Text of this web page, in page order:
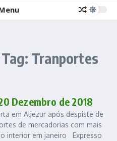
Tranportes
Dezembro de 2018
em Aljezur após despiste de
de mercadorias com mais
interior em janeiro Expresso